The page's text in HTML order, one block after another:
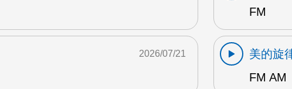
FM
2026/07/21
美的旋
FM AM